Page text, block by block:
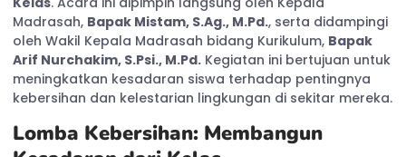
Madrasah, Bapak Mistam, S.Ag., M.Pd., serta didampingi
oleh Wakil Kepala Madrasah bidang Kurikulum, Bapak
Arif Nurchakim, S.Psi., M.Pd. Kegiatan ini bertujuan untuk
meningkatkan kesadaran siswa terhadap pentingnya
kebersihan dan kelestarian lingkungan di sekitar mereka.
Lomba Kebersihan: Membangun